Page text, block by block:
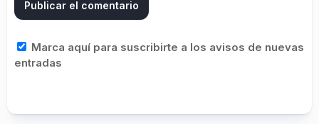
Marca aquí para suscribirte a los avisos de nuevas
entradas